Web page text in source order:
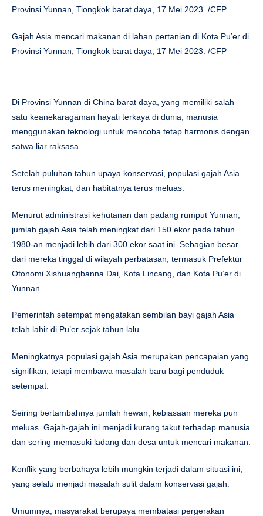
Provinsi Yunnan, Tiongkok barat daya, 17 Mei 2023. /CFP
Gajah Asia mencari makanan di lahan pertanian di Kota Pu’er di
Provinsi Yunnan, Tiongkok barat daya, 17 Mei 2023. /CFP
Di Provinsi Yunnan di China barat daya, yang memiliki salah
satu keanekaragaman hayati terkaya di dunia, manusia
menggunakan teknologi untuk mencoba tetap harmonis dengan
satwa liar raksasa.
Setelah puluhan tahun upaya konservasi, populasi gajah Asia
terus meningkat, dan habitatnya terus meluas.
Menurut administrasi kehutanan dan padang rumput Yunnan,
jumlah gajah Asia telah meningkat dari 150 ekor pada tahun
1980-an menjadi lebih dari 300 ekor saat ini. Sebagian besar
dari mereka tinggal di wilayah perbatasan, termasuk Prefektur
Otonomi Xishuangbanna Dai, Kota Lincang, dan Kota Pu’er di
Yunnan.
Pemerintah setempat mengatakan sembilan bayi gajah Asia
telah lahir di Pu’er sejak tahun lalu.
Meningkatnya populasi gajah Asia merupakan pencapaian yang
signifikan, tetapi membawa masalah baru bagi penduduk
setempat.
Seiring bertambahnya jumlah hewan, kebiasaan mereka pun
meluas. Gajah-gajah ini menjadi kurang takut terhadap manusia
dan sering memasuki ladang dan desa untuk mencari makanan.
Konflik yang berbahaya lebih mungkin terjadi dalam situasi ini,
yang selalu menjadi masalah sulit dalam konservasi gajah.
Umumnya, masyarakat berupaya membatasi pergerakan